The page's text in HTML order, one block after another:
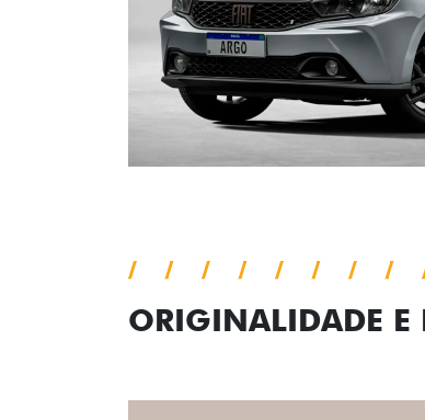
ORIGINALIDADE E